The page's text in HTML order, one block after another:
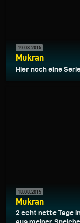
19.08.2015
Mukran
Hier noch eine
18.08.2015
Mukran
2 echt nette Tage